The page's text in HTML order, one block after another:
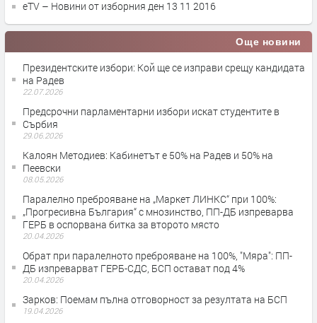
eTV – Новини от изборния ден 13 11 2016
Още новини
Президентските избори: Кой ще се изправи срещу кандидата
на Радев
22.07.2026
Предсрочни парламентарни избори искат студентите в
Сърбия
29.06.2026
Калоян Методиев: Кабинетът е 50% на Радев и 50% на
Пеевски
08.05.2026
Паралелно преброяване на „Маркет ЛИНКС“ при 100%:
„Прогресивна България“ с мнозинство, ПП-ДБ изпреварва
ГЕРБ в оспорвана битка за второто място
20.04.2026
Обрат при паралелното преброяване на 100%, "Мяра": ПП-
ДБ изпреварват ГЕРБ-СДС, БСП остават под 4%
20.04.2026
Зарков: Поемам пълна отговорност за резултата на БСП
19.04.2026